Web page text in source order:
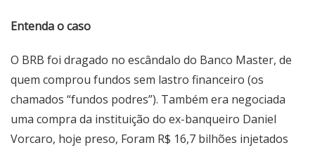
Entenda o caso
O BRB foi dragado no escândalo do Banco Master, de
quem comprou fundos sem lastro financeiro (os
chamados “fundos podres”). Também era negociada
uma compra da instituição do ex-banqueiro Daniel
Vorcaro, hoje preso, Foram R$ 16,7 bilhões injetados